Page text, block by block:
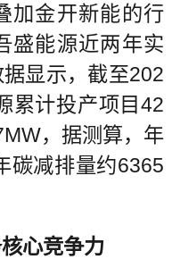
加金开新能的行
盛能源近两年实
显示，截至202
累计投产项目42
，据测算，年
碳减排量约6365
心竞争力